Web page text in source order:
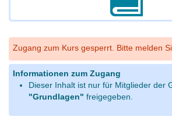
Zugang zum Kurs gesperrt. Bitte melden
Informationen zum Zugang
Dieser Inhalt ist nur für Mitglieder der
"Grundlagen" freigegeben.